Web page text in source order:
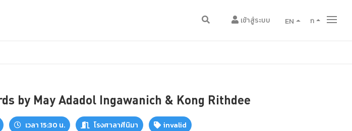
เข้าสู่ระบบ EN ก
by May Adadol Ingawanich & Kong Rithdee
เวลา 15:30 น. โรงศาลาศีนิมา
invalid